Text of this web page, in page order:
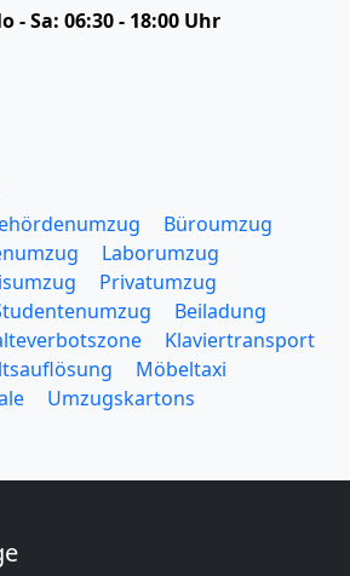
- Sa: 06:30 - 18:00 Uhr
Büroumzug
Laborumzug
Privatumzug
Beiladung
Klaviertransport
Möbeltaxi
Umzugskartons